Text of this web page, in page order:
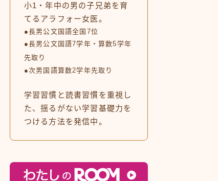
小1・年中の男の子兄弟を育
てるアラフォー女医。
●長男公文国語全国7位
●長男公文国語7学年・算数5学年
先取り
●次男国語算数2学年先取り
学習習慣と読書習慣を重視し
た、揺るがない学習基礎力を
つける方法を発信中。